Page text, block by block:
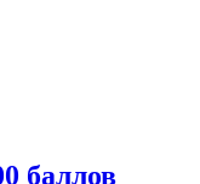
баллов